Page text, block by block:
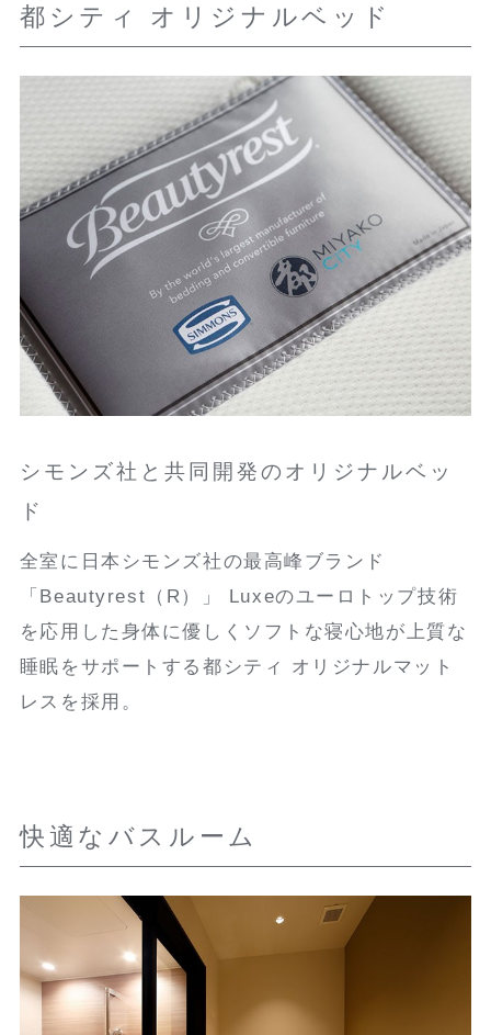
都シティ オリジナルベッド
シモンズ社と共同開発のオリジナルベッ
ド
全室に日本シモンズ社の最高峰ブランド
「Beautyrest（R）」 Luxeのユーロトップ技術
を応用した身体に優しくソフトな寝心地が上質な
睡眠をサポートする都シティ オリジナルマット
レスを採用。
快適なバスルーム